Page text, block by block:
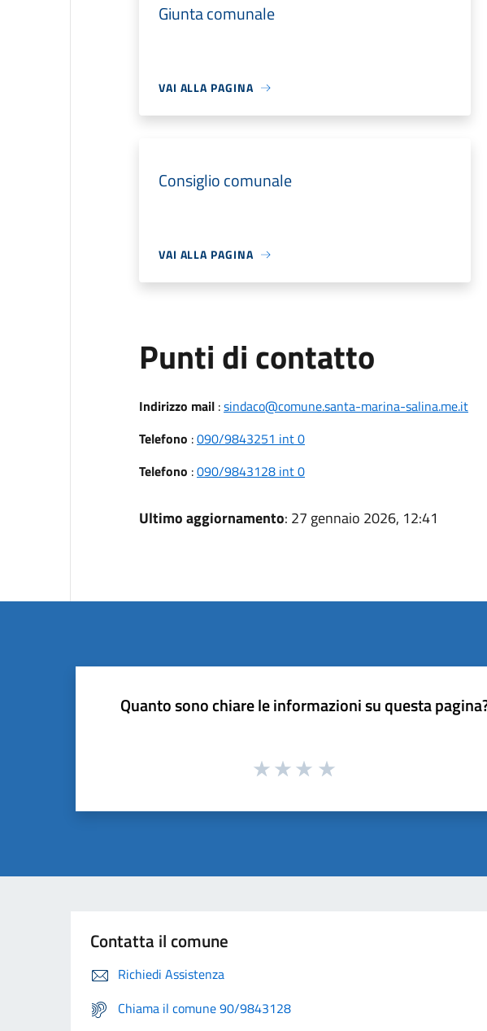
Giunta comunale
VAI ALLA PAGINA
Consiglio comunale
VAI ALLA PAGINA
Punti di contatto
Indirizzo mail:sindaco@comune.santa-marina-salina.me.it
Telefono :090/9843251 int 0
Telefono :090/9843128 int 0
Ultimo aggiornamento: 27 gennaio 2026, 12:41
Quanto sono chiare le informazioni su questa
Contatta il comune
Richiedi Assistenza
Chiama il comune 90/9843128